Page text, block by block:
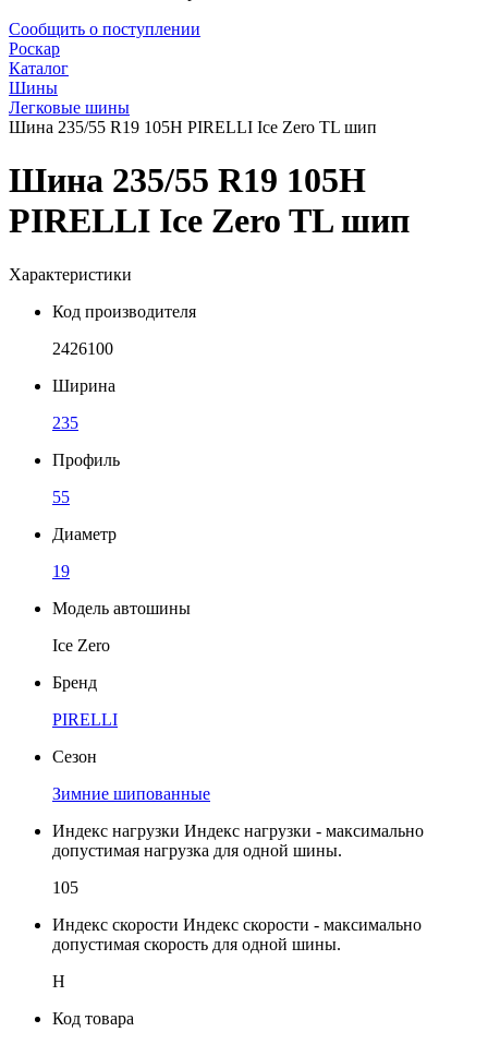
Сообщить о поступлении
Роскар
Каталог
Шины
Легковые шины
Шина 235/55 R19 105H PIRELLI Ice Zero TL шип
Шина 235/55 R19 105H
PIRELLI Ice Zero TL шип
Характеристики
Код производителя
2426100
Ширина
235
Профиль
55
Диаметр
19
Модель автошины
Ice Zero
Бренд
PIRELLI
Сезон
Зимние шипованные
Индекс нагрузки Индекс нагрузки - максимально
допустимая нагрузка для одной шины.
105
Индекс скорости Индекс скорости - максимально
допустимая скорость для одной шины.
H
Код товара